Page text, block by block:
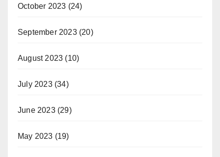
October 2023 (24)
September 2023(20)
August 2023 (10)
July 2023(34)
June 2023(29)
May 2023 (19)